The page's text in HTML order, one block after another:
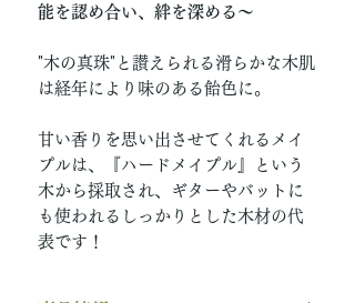
能を認め合い、絆を深める〜
"木の真珠"と讃えられる滑らかな木肌
は経年により味のある飴色に。
甘い香りを思い出させてくれるメイ
プルは、『ハードメイプル』という
木から採取され、ギターやバットに
も使われるしっかりとした木材の代
表です！